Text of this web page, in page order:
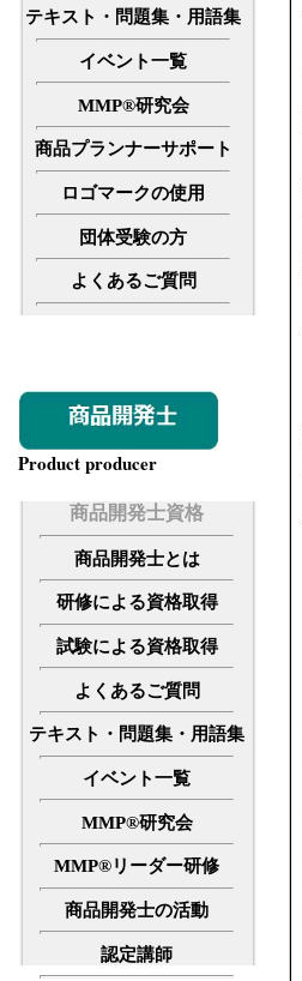
テキスト・問題集・用語集
イベント一覧
MMP®研究会
商品プランナーサポート
ロゴマークの使用
団体受験の方
よくあるご質問
Product producer
商品開発士資格
商品開発士とは
研修による資格取得
試験による資格取得
よくあるご質問
テキスト・問題集・用語集
イベント一覧
MMP®研究会
MMP®リーダー研修
商品開発士の活動
認定講師